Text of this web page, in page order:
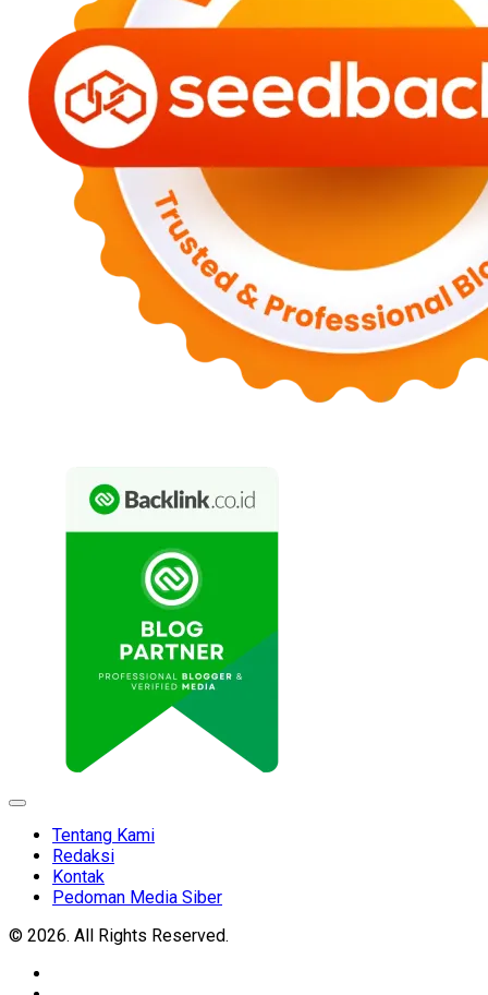
Expand
Tentang Kami
Redaksi
Kontak
Pedoman Media Siber
© 2026. All Rights Reserved.